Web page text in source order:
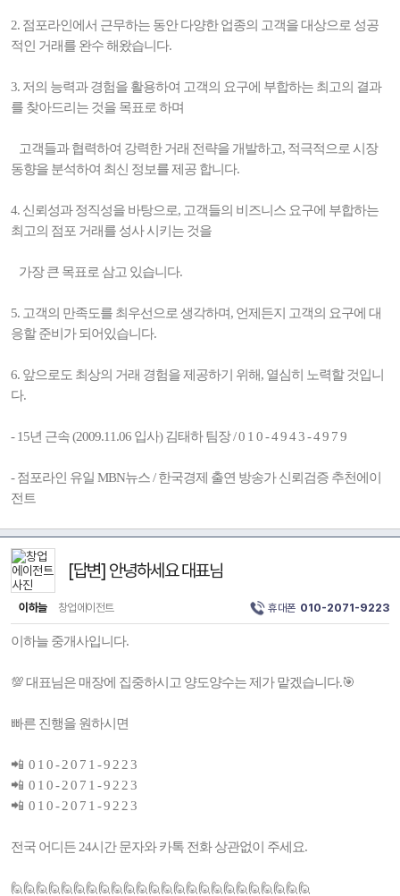
2. 점포라인에서 근무하는 동안 다양한 업종의 고객을 대상으로 성공
적인 거래를 완수 해왔습니다.
3. 저의 능력과 경험을 활용하여 고객의 요구에 부합하는 최고의 결과
를 찾아드리는 것을 목표로 하며
고객들과 협력하여 강력한 거래 전략을 개발하고, 적극적으로 시장
동향을 분석하여 최신 정보를 제공 합니다.
4. 신뢰성과 정직성을 바탕으로, 고객들의 비즈니스 요구에 부합하는
최고의 점포 거래를 성사 시키는 것을
가장 큰 목표로 삼고 있습니다.
5. 고객의 만족도를 최우선으로 생각하며, 언제든지 고객의 요구에 대
응할 준비가 되어있습니다.
6. 앞으로도 최상의 거래 경험을 제공하기 위해, 열심히 노력할 것입니
다.
- 15년 근속 (2009.11.06 입사) 김태하 팀장 / 0 1 0 - 4 9 4 3 - 4 9 7 9
- 점포라인 유일 MBN뉴스 / 한국경제 출연 방송가 신뢰검증 추천에이
전트
[답변] 안녕하세요 대표님
이하늘 창업에이전트 휴대폰 010-2071-9223
이하늘 중개사입니다.
💯 대표님은 매장에 집중하시고 양도양수는 제가 맡겠습니다.🎯
빠른 진행을 원하시면
📲 0 1 0 - 2 0 7 1 - 9 2 2 3
📲 0 1 0 - 2 0 7 1 - 9 2 2 3
📲 0 1 0 - 2 0 7 1 - 9 2 2 3
전국 어디든 24시간 문자와 카톡 전화 상관없이 주세요.
🙋🙋🙋🙋🙋🙋🙋🙋🙋🙋🙋🙋🙋🙋🙋🙋🙋🙋🙋🙋🙋🙋🙋🙋